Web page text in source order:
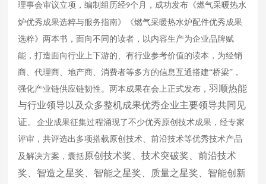
理事会审议立项，编制组历经9个月，成功发布《燃气采暖热水
炉优秀成果选粹与服务指南》《燃气采暖热水炉配件优秀成果
选粹》两本书，面向不同的读者，以内容生产为企业品牌赋
能，打造面向行业上下游的、有行业参考价值的读本，为经销
商、代理商、地产商、消费者等多方的信息互通搭建“桥梁”，
强化产业链供应链韧性。两本成果在会上正式发布，羽顺热能
与行业领导以及众多整机成果优秀企业主要领导共同见
证。企业成果征集过程涌现了不少优秀原创技术成果，经专家
评审，共评选出多项搭载原创技术、前沿技术等优秀技术产品
及解决方案，囊括原创技术奖、技术突破奖、前沿技术
奖、智造之星奖、智能之星奖、质量之星奖、智能创新